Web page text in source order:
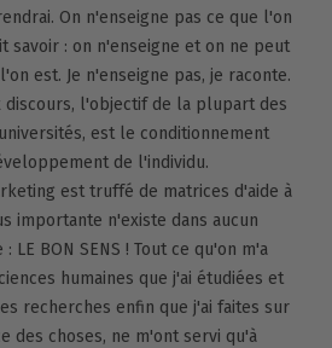
On n'enseigne pas ce que l'on
savoir : on n'enseigne et on ne peut
est. Je n'enseigne pas, je raconte.
discours, l'objectif de la plupart des
est le conditionnement
de l'individu.
est truffé de matrices d'aide à
importante n'existe dans aucun
BON SENS ! Tout ce qu'on m'a
humaines que j'ai étudiées et
recherches enfin que j'ai faites sur
des choses, ne m'ont servi qu'à